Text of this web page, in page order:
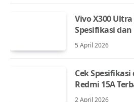
Vivo X300
Spesifikasi
5 April 2026
Cek
Redmi 15A
2 April 2026